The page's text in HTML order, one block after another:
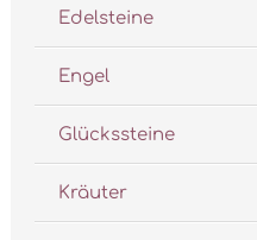
Edelsteine
Engel
Glückssteine
Kräuter